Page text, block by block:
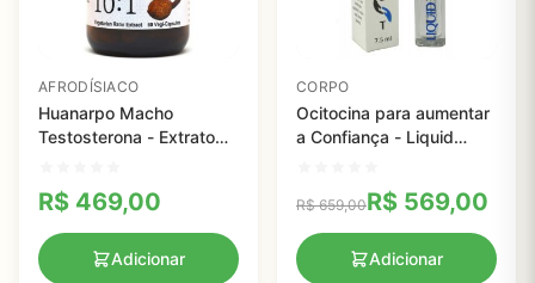
AFRODÍSIACO
Huanarpo Macho
Testosterona - Extrato
R$ 469,00
Adicionar
CORPO
Ocitocina para aumentar
a Confiança - Liquid
R$659,00R$ 569,00
Adicionar